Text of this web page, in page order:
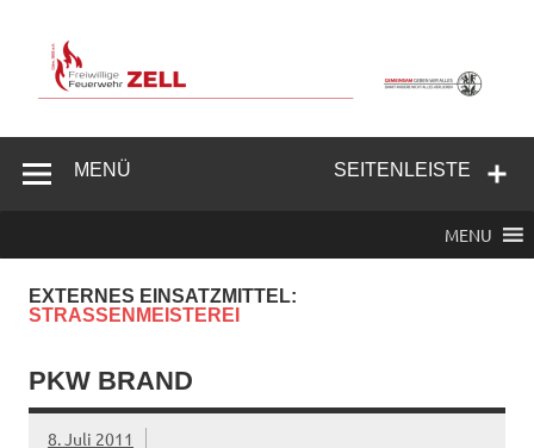
springen
Feuerwehr
SEITENLEISTE
MENÜ
MENU
EXTERNES EINSATZMITTEL:
STRASSENMEISTEREI
PKW BRAND
8. Juli 2011